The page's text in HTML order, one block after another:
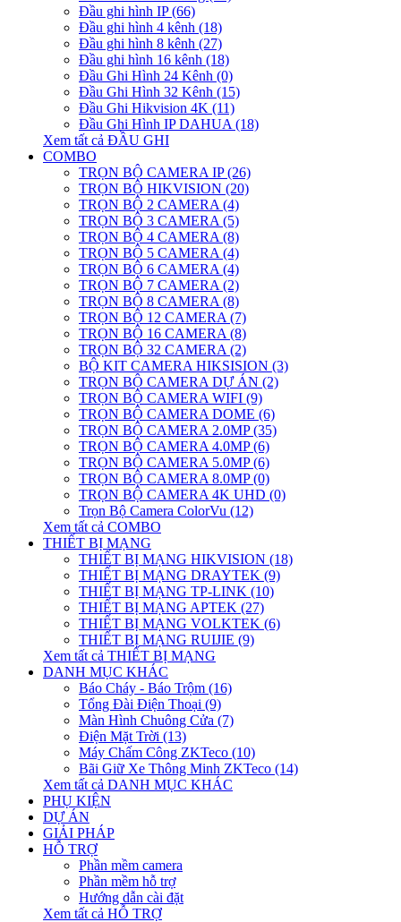
Đầu ghi hình IP (66)
Đầu ghi hình 4 kênh (18)
Đầu ghi hình 8 kênh (27)
Đầu ghi hình 16 kênh (18)
Đầu Ghi Hình 24 Kênh (0)
Đầu Ghi Hình 32 Kênh (15)
Đầu Ghi Hikvision 4K (11)
Đầu Ghi Hình IP DAHUA (18)
Xem tất cả ĐẦU GHI
COMBO
TRỌN BỘ CAMERA IP (26)
TRỌN BỘ HIKVISION (20)
TRỌN BỘ 2 CAMERA (4)
TRỌN BỘ 3 CAMERA (5)
TRỌN BỘ 4 CAMERA (8)
TRỌN BỘ 5 CAMERA (4)
TRỌN BỘ 6 CAMERA (4)
TRỌN BỘ 7 CAMERA (2)
TRỌN BỘ 8 CAMERA (8)
TRỌN BỘ 12 CAMERA (7)
TRỌN BỘ 16 CAMERA (8)
TRỌN BỘ 32 CAMERA (2)
BỘ KIT CAMERA HIKSISION (3)
TRỌN BỘ CAMERA DỰ ÁN (2)
TRỌN BỘ CAMERA WIFI (9)
TRỌN BỘ CAMERA DOME (6)
TRỌN BỘ CAMERA 2.0MP (35)
TRỌN BỘ CAMERA 4.0MP (6)
TRỌN BỘ CAMERA 5.0MP (6)
TRỌN BỘ CAMERA 8.0MP (0)
TRỌN BỘ CAMERA 4K UHD (0)
Trọn Bộ Camera ColorVu (12)
Xem tất cả COMBO
THIẾT BỊ MẠNG
THIẾT BỊ MẠNG HIKVISION (18)
THIẾT BỊ MẠNG DRAYTEK (9)
THIẾT BỊ MẠNG TP-LINK (10)
THIẾT BỊ MẠNG APTEK (27)
THIẾT BỊ MẠNG VOLKTEK (6)
THIẾT BỊ MẠNG RUIJIE (9)
Xem tất cả THIẾT BỊ MẠNG
DANH MỤC KHÁC
Báo Cháy - Báo Trộm (16)
Tổng Đài Điện Thoại (9)
Màn Hình Chuông Cửa (7)
Điện Mặt Trời (13)
Máy Chấm Công ZKTeco (10)
Bãi Giữ Xe Thông Minh ZKTeco (14)
Xem tất cả DANH MỤC KHÁC
PHỤ KIỆN
DỰ ÁN
GIẢI PHÁP
HỖ TRỢ
Phần mềm camera
Phần mềm hỗ trợ
Hướng dẫn cài đặt
Xem tất cả HỖ TRỢ